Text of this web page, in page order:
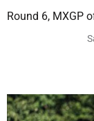
Round 6, MXGP